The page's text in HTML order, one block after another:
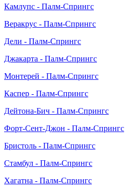
Камлупс - Палм-Спрингс
Веракрус - Палм-Спрингс
Дели - Палм-Спрингс
Джакарта - Палм-Спрингс
Монтерей - Палм-Спрингс
Каспер - Палм-Спрингс
Дейтона-Бич - Палм-Спрингс
Форт-Сент-Джон - Палм-Спрингс
Бристоль - Палм-Спрингс
Стамбул - Палм-Спрингс
Хагатна - Палм-Спрингс